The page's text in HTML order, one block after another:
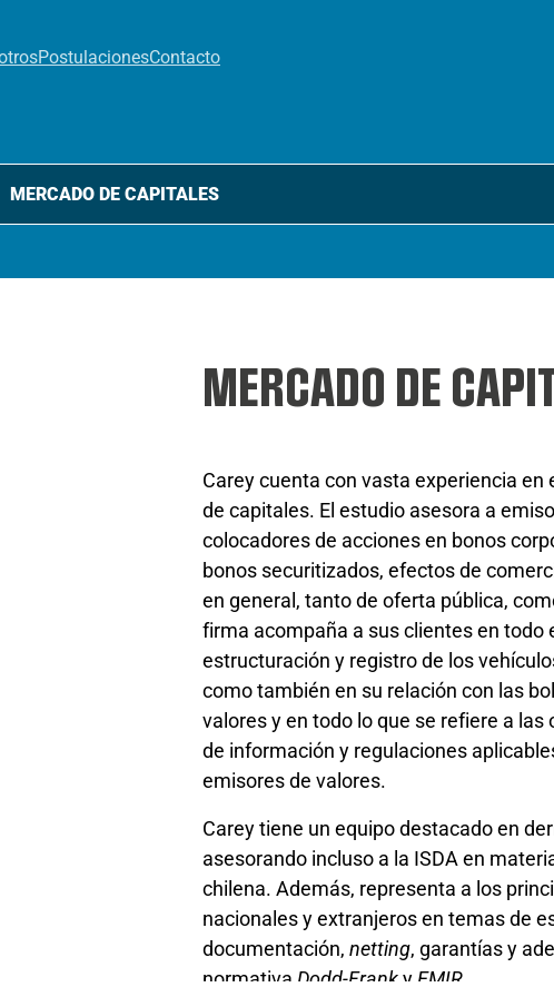
PostulacionesContacto
MERCADO DE
Carey cuenta con vasta experiencia en
de capitales. El estudio asesora a
colocadores de acciones en bonos
bonos securitizados, efectos de
en general, tanto de oferta pública,
firma acompaña a sus clientes en todo
estructuración y registro de los
como también en su relación con las
valores y en todo lo que se refiere a las
de información y regulaciones
emisores de valores.
Carey tiene un equipo destacado en
asesorando incluso a la ISDA en
chilena. Además, representa a los
nacionales y extranjeros en temas de
documentación, netting, garantías y
normativa Dodd-Franky EMIR.